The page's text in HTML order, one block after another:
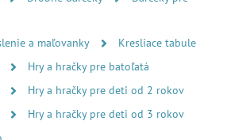
a maľovanky
Kresliace tabule
Hry a hračky pre batoľatá
Hry a hračky pre deti od 2 rokov
Hry a hračky pre deti od 3 rokov